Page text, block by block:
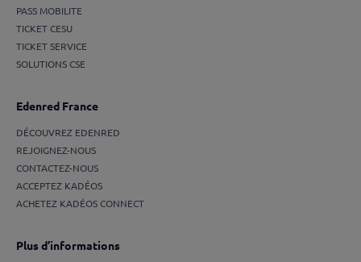
PASS MOBILITE
TICKET CESU
TICKET SERVICE
SOLUTIONS CSE
Edenred France
DÉCOUVREZ EDENRED
REJOIGNEZ-NOUS
CONTACTEZ-NOUS
ACCEPTEZ KADÉOS
ACHETEZ KADÉOS CONNECT
Plus d’informations